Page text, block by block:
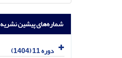
شماره‌های پیشین نشریه
دوره 11 (1404)